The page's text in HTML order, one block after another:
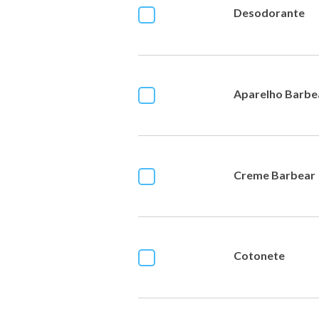
Desodorante
Aparelho
Creme Barbear
Cotonete